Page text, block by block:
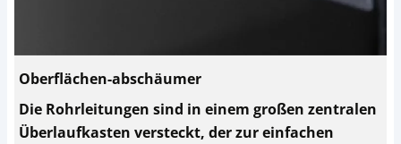
Oberflächen-abschäumer
Die Rohrleitungen sind in einem großen zentralen
Überlaufkasten versteckt, der zur einfachen